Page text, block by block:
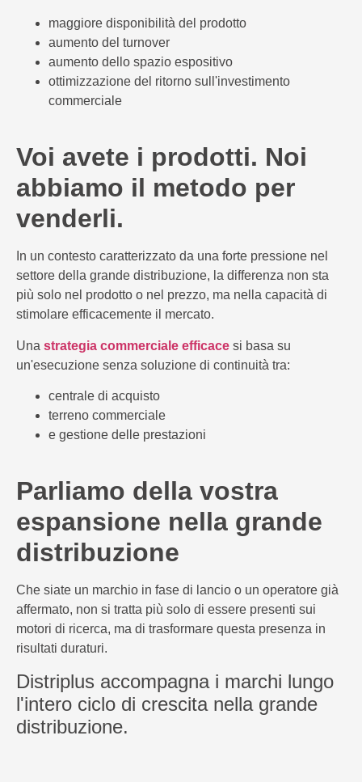
maggiore disponibilità del prodotto
aumento del turnover
aumento dello spazio espositivo
ottimizzazione del ritorno sull'investimento
commerciale
Voi avete i prodotti. Noi
abbiamo il metodo per
venderli.
In un contesto caratterizzato da una forte pressione nel
settore della grande distribuzione, la differenza non sta
più solo nel prodotto o nel prezzo, ma nella capacità di
stimolare efficacemente il mercato.
Una strategia commerciale efficace si basa su
un'esecuzione senza soluzione di continuità tra:
centrale di acquisto
terreno commerciale
e gestione delle prestazioni
Parliamo della vostra
espansione nella grande
distribuzione
Che siate un marchio in fase di lancio o un operatore già
affermato, non si tratta più solo di essere presenti sui
motori di ricerca, ma di trasformare questa presenza in
risultati duraturi.
Distriplus accompagna i marchi lungo
l'intero ciclo di crescita nella grande
distribuzione.